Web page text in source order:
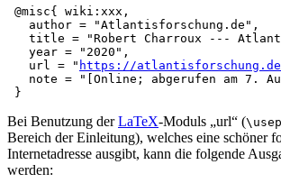
@misc{ wiki:xxx,
   author = "Atlantisforschung.de",
title = "Robert Charroux ---
   year = "2020",
   url = "
https://atlantisforschung.de/
note = "[Online; abgerufen am 7.
Bei Benutzung derLaTeX-Moduls „url“ (
Bereich der Einleitung), welches eine schöner
Internetadresse ausgibt, kann die folgende
werden: